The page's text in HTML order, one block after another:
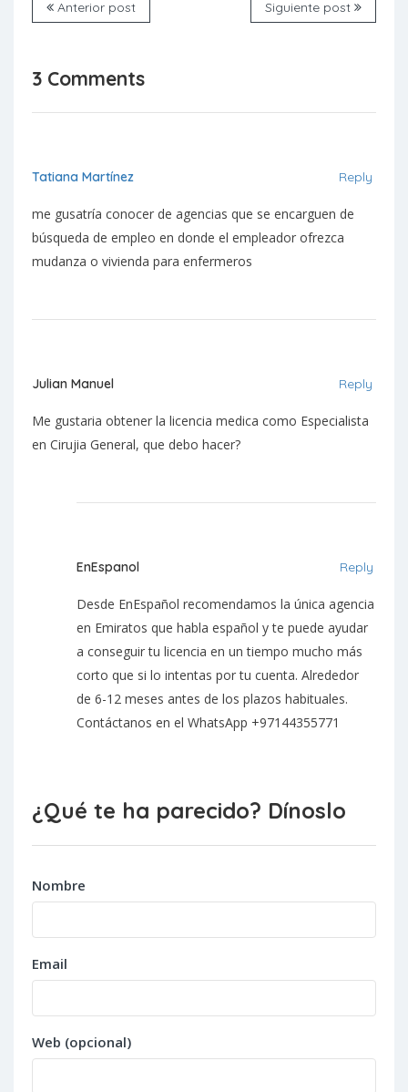
Anterior post Siguiente post
3 Comments
Tatiana Martínez Reply
me gusatría conocer de agencias que se encarguen de
búsqueda de empleo en donde el empleador ofrezca
mudanza o vivienda para enfermeros
Julian Manuel Reply
Me gustaria obtener la licencia medica como Especialista
en Cirujia General, que debo hacer?
EnEspanol Reply
Desde EnEspañol recomendamos la única agencia
en Emiratos que habla español y te puede ayudar
a conseguir tu licencia en un tiempo mucho más
corto que si lo intentas por tu cuenta. Alrededor
de 6-12 meses antes de los plazos habituales.
Contáctanos en el WhatsApp +97144355771
¿Qué te ha parecido? Dínoslo
Nombre
Email
Web (opcional)